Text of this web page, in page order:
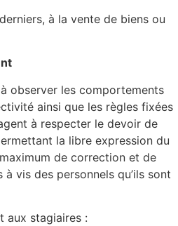
à la vente de biens ou
observer les comportements
ainsi que les règles fixées
à respecter le devoir de
la libre expression du
de correction et de
vis des personnels qu’ils sont
aux stagiaires :